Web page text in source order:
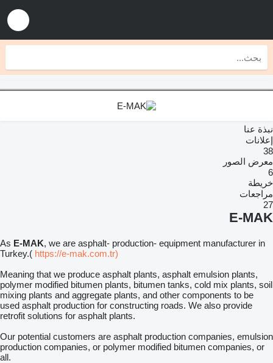
نبذة عنا
إعلانات
38
معرض الصور
6
خريطة
مراجعات
27
E-MAK
As E-MAK, we are asphalt- production- equipment manufacturer in
Turkey.( https://e-mak.com.tr)
Meaning that we produce asphalt plants, asphalt emulsion plants,
polymer modified bitumen plants, bitumen tanks, cold mix plants, soil
mixing plants and aggregate plants, and other components to be
used asphalt production for constructing roads. We also provide
retrofit solutions for asphalt plants.
Our potential customers are asphalt production companies, emulsion
production companies, or polymer modified bitumen companies, or
all.